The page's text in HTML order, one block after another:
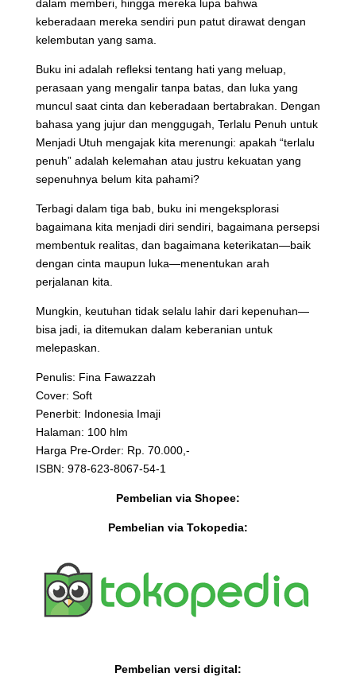
dalam memberi, hingga mereka lupa bahwa
keberadaan mereka sendiri pun patut dirawat dengan
kelembutan yang sama.
Buku ini adalah refleksi tentang hati yang meluap,
perasaan yang mengalir tanpa batas, dan luka yang
muncul saat cinta dan keberadaan bertabrakan. Dengan
bahasa yang jujur dan menggugah, Terlalu Penuh untuk
Menjadi Utuh mengajak kita merenungi: apakah “terlalu
penuh” adalah kelemahan atau justru kekuatan yang
sepenuhnya belum kita pahami?
Terbagi dalam tiga bab, buku ini mengeksplorasi
bagaimana kita menjadi diri sendiri, bagaimana persepsi
membentuk realitas, dan bagaimana keterikatan—baik
dengan cinta maupun luka—menentukan arah
perjalanan kita.
Mungkin, keutuhan tidak selalu lahir dari kepenuhan—
bisa jadi, ia ditemukan dalam keberanian untuk
melepaskan.
Penulis: Fina Fawazzah
Cover: Soft
Penerbit: Indonesia Imaji
Halaman: 100 hlm
Harga Pre-Order: Rp. 70.000,-
ISBN: 978-623-8067-54-1
Pembelian via Shopee:
Pembelian via Tokopedia:
Pembelian versi digital: